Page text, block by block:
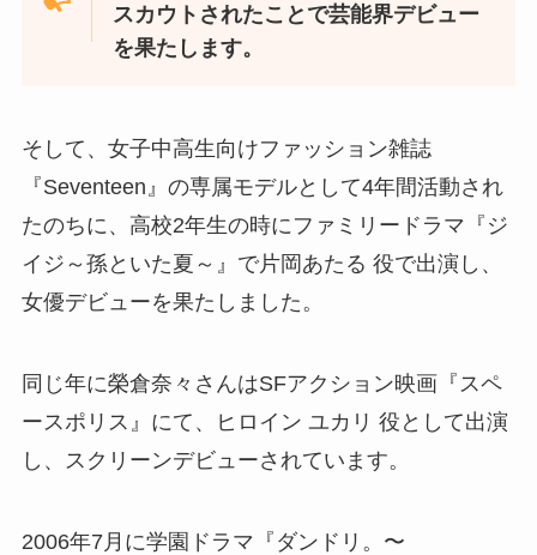
スカウトされたことで芸能界デビュー
を果たします。
そして、女子中高生向けファッション雑誌
『Seventeen』の専属モデルとして4年間活動され
たのちに、高校2年生の時にファミリードラマ『ジ
イジ～孫といた夏～』で片岡あたる 役で出演し、
女優デビューを果たしました。
同じ年に榮倉奈々さんはSFアクション映画『スペ
ースポリス』にて、ヒロイン ユカリ 役として出演
し、スクリーンデビューされています。
2006年7月に学園ドラマ『ダンドリ。〜